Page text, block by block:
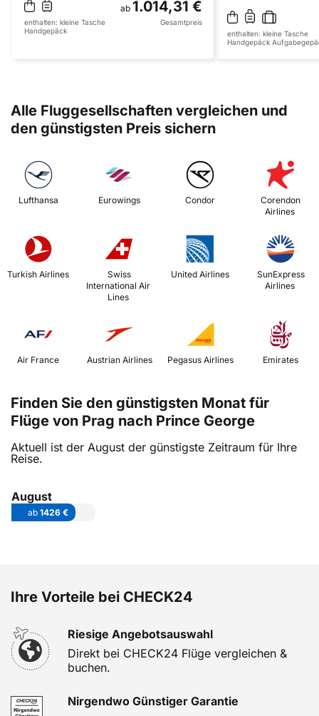
ab 1.014,31 €
enthalten: kleine Tasche
Handgepäck
Gesamtpreis
enthalten: kleine Tasche
Handgepäck
Alle Fluggesellschaften vergleichen und
den günstigsten Preis sichern
Lufthansa Eurowings Condor
Corendon
Airlines
Turkish Airlines
International Air
Lines
United Airlines
Airlines
Air France Austrian Airlines Emirates
Finden Sie den günstigsten Monat für
Flüge von Prag nach Prince George
Aktuell ist der August der günstigste Zeitraum für Ihre
Reise.
August
ab 1426 €
Ihre Vorteile bei CHECK24
Riesige Angebotsauswahl
Direkt bei CHECK24 Flüge vergleichen &
buchen.
Nirgendwo Günstiger Garantie